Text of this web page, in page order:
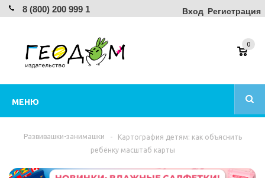
8 (800) 200 999 1 Вход Регистрация
МЕНЮ
0
Развивашки-занимашки -
Картография детям: как объяснить
ребёнку масштаб карты